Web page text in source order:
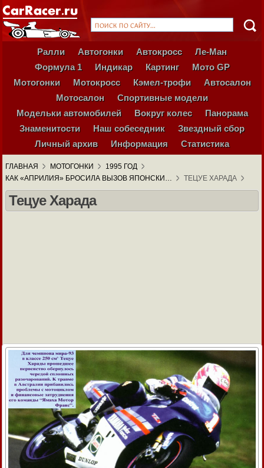
Ралли Автогонки Автокросс
Ле-Ман
Формула 1
Индикар Картинг
Мото GP
Мотогонки
Мотокросс Кэмел-трофи
Автосалон
Мотосалон
Спортивные модели
Модельки автомобилей
Вокруг колес
Панорама
Знаменитости
Наш собеседник
Звездный сбор
Личный архив
Информация Статистика
ГЛАВНАЯ МОТОГОНКИ
1995 ГОД
КАК «АПРИЛИЯ» БРОСИЛА ВЫЗОВ ЯПОНСКИ…
ТЕЦУЕ ХАРАДА
Тецуе Харада